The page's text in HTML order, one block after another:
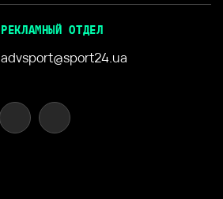
РЕКЛАМНЫЙ ОТДЕЛ
advsport@sport24.ua